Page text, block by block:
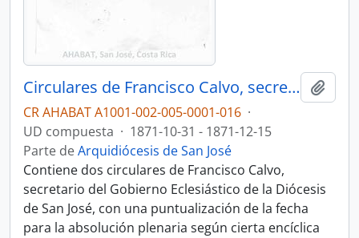
Circulares de Francisco Calvo, secretario del Gobierno Eclesiástico de la Diócesis de San José
CR AHABAT A1001-002-005-0001-016 ·
UD compuesta · 1871-10-31 - 1871-12-15
Parte deArquidiócesis de San José
Contiene dos circulares de Francisco Calvo,
secretario del Gobierno Eclesiástico de la Diócesis
de San José, con una puntualización de la fecha
para la absolución plenaria según cierta encíclica